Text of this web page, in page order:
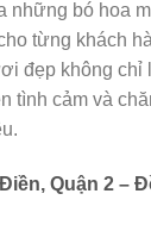
những bó hoa
từng khách
đẹp không chỉ
tình cảm và
Quận 2 –